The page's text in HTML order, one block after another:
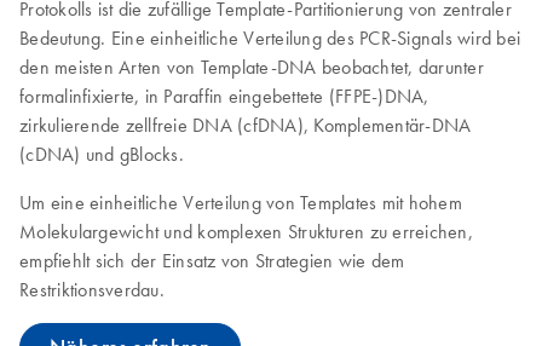
Protokolls ist die zufällige Template-Partitionierung von zentraler
Bedeutung. Eine einheitliche Verteilung des PCR-Signals wird bei
den meisten Arten von Template-DNA beobachtet, darunter
formalinfixierte, in Paraffin eingebettete (FFPE‑)DNA,
zirkulierende zellfreie DNA (cfDNA), Komplementär-DNA
(cDNA) und gBlocks.
Um eine einheitliche Verteilung von Templates mit hohem
Molekulargewicht und komplexen Strukturen zu erreichen,
empfiehlt sich der Einsatz von Strategien wie dem
Restriktionsverdau.